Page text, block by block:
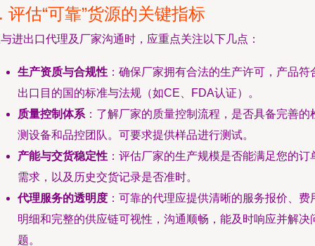
评估“可靠”货源的关键指标
进出口代理及厂家沟通时，应重点关注以下几点：
生产资质与合规性 ：确保厂家拥有合法的生产许可，产品符
出口目的国的标准与法规（如CE、FDA认证）。
质量控制体系 ：了解厂家的质量控制流程，是否具备完善的
测设备和品控团队。可要求提供样品进行测试。
产能与交货稳定性 ：评估厂家的生产规模是否能满足您的订
需求，以及历史交货记录是否准时。
代理服务的透明度 ：可靠的代理应提供清晰的服务报价、费
明细和完整的供应链可视性，沟通顺畅，能及时响应并解决
题。